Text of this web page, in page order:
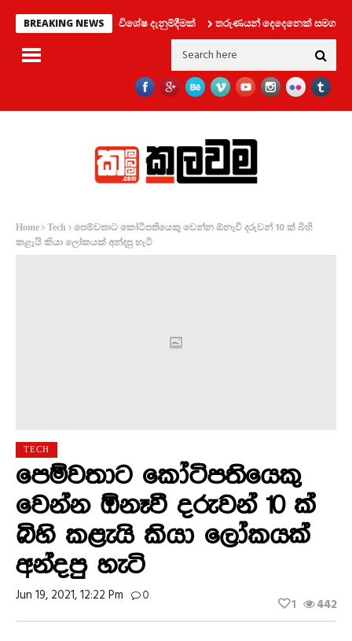
BREAKING NEWS
දෙපාර්තමේන්තුවෙන් විශේෂ දැනුම්දීමක් තරුණයන් දෙදෙනෙක් සමග ලිෆ්ට්
Home Tech
පෙම්වතාට කෝටිපතියෙකු වෙන්න ඕනෑවී දරුවන් 10 ක් බිහි
කළැයි කියා ලෝකයක් අන්දපු හැටි
TECH
පෙම්වතාට කෝටිපතියෙකු
වෙන්න ඕනෑවී දරුවන් 10 ක්
බිහි කළැයි කියා ලෝකයක්
අන්දපු හැටි
Jun 19, 2021, 12:22 Pm 0 442
1